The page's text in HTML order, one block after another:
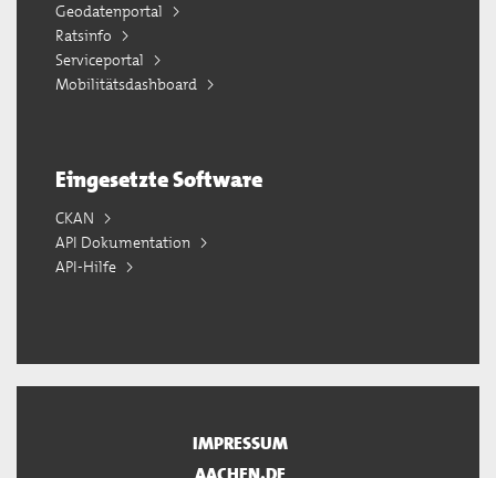
Geodatenportal
Ratsinfo
Serviceportal
Mobilitätsdashboard
Eingesetzte Software
CKAN
API Dokumentation
API-Hilfe
IMPRESSUM